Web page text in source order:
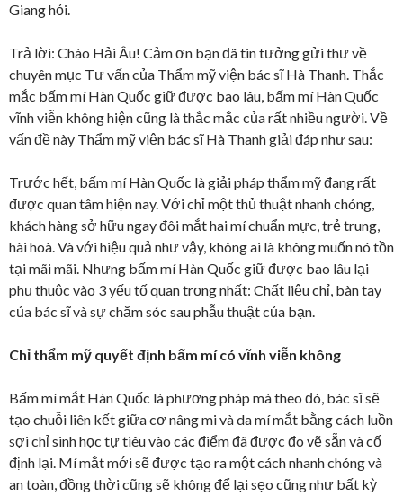
Giang hỏi.
Trả lời: Chào Hải Âu! Cảm ơn bạn đã tin tưởng gửi thư về
chuyên mục Tư vấn của Thẩm mỹ viện bác sĩ Hà Thanh. Thắc
mắc bấm mí Hàn Quốc giữ được bao lâu, bấm mí Hàn Quốc
vĩnh viễn không hiện cũng là thắc mắc của rất nhiều người. Về
vấn đề này Thẩm mỹ viện bác sĩ Hà Thanh giải đáp như sau:
Trước hết, bấm mí Hàn Quốc là giải pháp thẩm mỹ đang rất
được quan tâm hiện nay. Với chỉ một thủ thuật nhanh chóng,
khách hàng sở hữu ngay đôi mắt hai mí chuẩn mực, trẻ trung,
hài hoà. Và với hiệu quả như vậy, không ai là không muốn nó tồn
tại mãi mãi. Nhưng bấm mí Hàn Quốc giữ được bao lâu lại
phụ thuộc vào 3 yếu tố quan trọng nhất: Chất liệu chỉ, bàn tay
của bác sĩ và sự chăm sóc sau phẫu thuật của bạn.
Chỉ thẩm mỹ quyết định bấm mí có vĩnh viễn không
Bấm mí mắt Hàn Quốc là phương pháp mà theo đó, bác sĩ sẽ
tạo chuỗi liên kết giữa cơ nâng mi và da mí mắt bằng cách luồn
sợi chỉ sinh học tự tiêu vào các điểm đã được đo vẽ sẵn và cố
định lại. Mí mắt mới sẽ được tạo ra một cách nhanh chóng và
an toàn, đồng thời cũng sẽ không để lại sẹo cũng như bất kỳ